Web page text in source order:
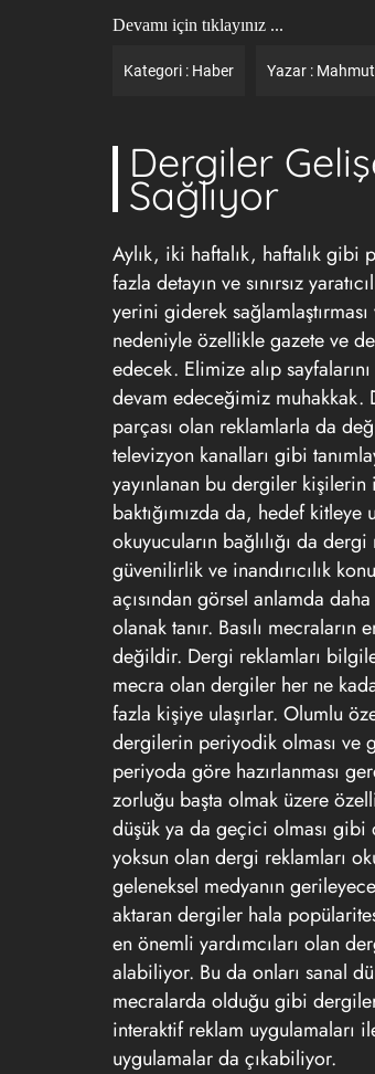
Devamı için tıklayınız ...
Kategori : Haber Yazar :
Dergiler
Sağlıyor
Aylık, iki haftalık, haftalık gibi
fazla detayın ve sınırsız
yerini giderek
nedeniyle özellikle gazete ve
edecek. Elimize alıp
devam edeceğimiz muhakkak.
parçası olan reklamlarla da
televizyon kanalları gibi
yayınlanan bu dergiler kişilerin
baktığımızda da, hedef
okuyucuların bağlılığı da
güvenilirlik ve inandırıcılık
açısından görsel anlamda
olanak tanır. Basılı
değildir. Dergi reklamları
mecra olan dergiler her ne
fazla kişiye ulaşırlar. Olumlu
dergilerin periyodik olması ve
periyoda göre hazırlanması
zorluğu başta olmak üzere
düşük ya da geçici olması gibi
yoksun olan dergi reklamları
geleneksel medyanın
aktaran dergiler hala
en önemli yardımcıları olan
alabiliyor. Bu da onları sanal
mecralarda olduğu gibi
interaktif reklam uygulamaları
uygulamalar da çıkabiliyor.